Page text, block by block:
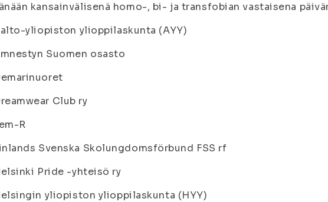
kansainvälisenä homo-, bi- ja transfobian vastaisena
yliopiston ylioppilaskunta (AYY)
Suomen osasto
Club ry
R
Svenska Skolungdomsförbund FSS rf
Pride -yhteisö ry
yliopiston ylioppilaskunta (HYY)